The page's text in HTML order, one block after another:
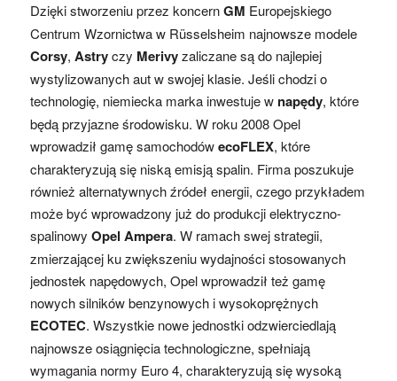
Dzięki stworzeniu przez koncernGM Europejskiego
Centrum Wzornictwa w Rüsselsheim najnowsze modele
Corsy, Astryczy Merivyzaliczane są do najlepiej
wystylizowanych aut w swojej klasie. Jeśli chodzi o
technologię, niemiecka marka inwestuje w napędy, które
będą przyjazne środowisku. W roku 2008 Opel
wprowadził gamę samochodówecoFLEX, które
charakteryzują się niską emisją spalin. Firma poszukuje
również alternatywnych źródeł energii, czego przykładem
może być wprowadzony już do produkcji elektryczno-
spalinowy Opel Ampera. W ramach swej strategii,
zmierzającej ku zwiększeniu wydajności stosowanych
jednostek napędowych, Opel wprowadził też gamę
nowych silników benzynowych i wysokoprężnych
ECOTEC. Wszystkie nowe jednostki odzwierciedlają
najnowsze osiągnięcia technologiczne, spełniają
wymagania normy Euro 4, charakteryzują się wysoką